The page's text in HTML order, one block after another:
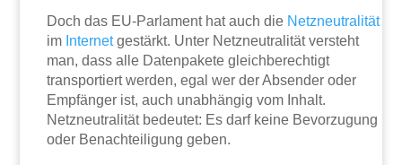
Doch das EU-Parlament hat auch die Netzneutralität
im Internetgestärkt. Unter Netzneutralität versteht
man, dass alle Datenpakete gleichberechtigt
transportiert werden, egal wer der Absender oder
Empfänger ist, auch unabhängig vom Inhalt.
Netzneutralität bedeutet: Es darf keine Bevorzugung
oder Benachteiligung geben.